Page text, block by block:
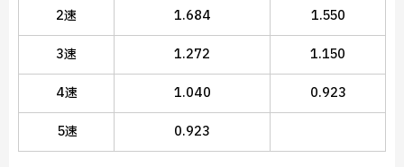
2速 1.684 1.550
3速 1.272 1.150
4速 1.040 0.923
5速 0.923